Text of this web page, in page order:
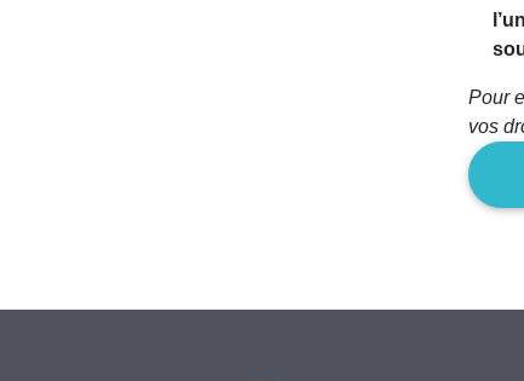
être
ce
Pour
vos